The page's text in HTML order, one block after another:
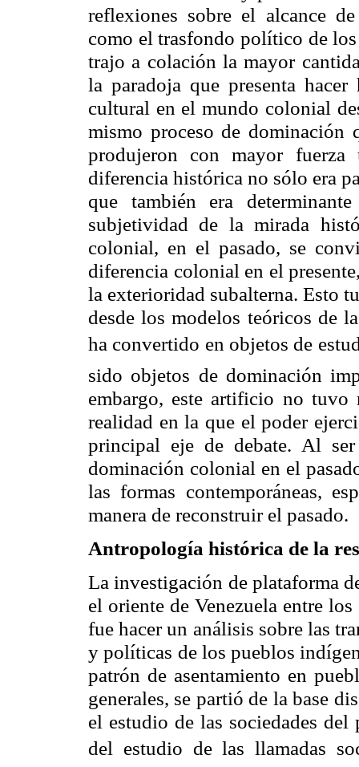
reflexiones sobre el alcance
como el trasfondo político de
trajo a colación la mayor
la paradoja que presenta
cultural en el mundo colonial
mismo proceso de dominación
produjeron con mayor
diferencia histórica no sólo era
que también era
subjetividad de la mirada
colonial, en el pasado, se
diferencia colonial en el
la exterioridad subalterna. Esto
desde los modelos teóricos de
ha convertido en objetos de
sido objetos de dominación
embargo, este artificio no tuvo
realidad en la que el poder
principal eje de debate. Al
dominación colonial en el
las formas contemporáneas,
manera de reconstruir el pasado.
Antropología histórica de la
La investigación de plataforma
el oriente de Venezuela entre
fue hacer un análisis sobre las
y políticas de los pueblos
patrón de asentamiento en
generales, se partió de la base
el estudio de las sociedades
del estudio de las llamadas